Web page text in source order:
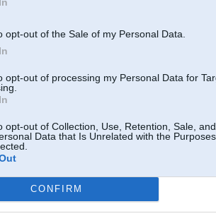
opt-out of the Sale of my Personal Data.
opt-out of processing my Personal Data for
opt-out of Collection, Use, Retention, Sale,
Data that Is Unrelated with the
CONFIRM
E46/E39
14. Aug 2024, 10:05
E87 diferenciālim kaut kur LV maina